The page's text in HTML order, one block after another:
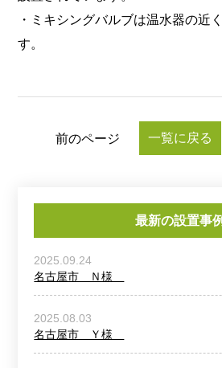
・ミキシングバルブは温水器の近
す。
前のページ 一覧に戻る
最新の設置事例
2025.09.24
名古屋市 Ｎ様
2025.08.03
名古屋市 Ｙ様